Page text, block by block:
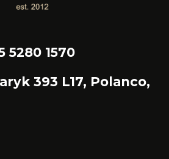
5280 1570
393 L17, Polanco,